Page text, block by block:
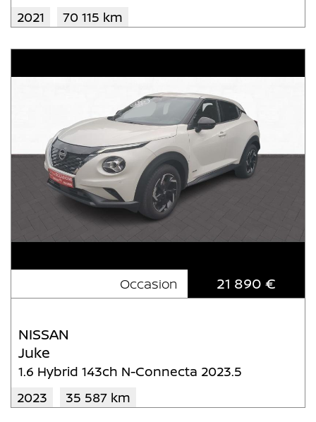
2021
70 115 km
Occasion 21 890 €
NISSAN
Juke
1.6 Hybrid 143ch N-Connecta 2023.5
2023
35 587 km